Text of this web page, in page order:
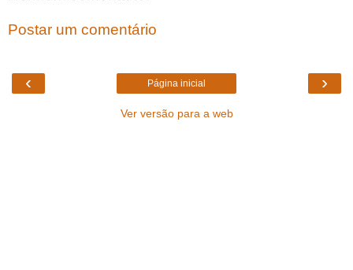
Postar um comentário
‹ ›
Página inicial
Ver versão para a web